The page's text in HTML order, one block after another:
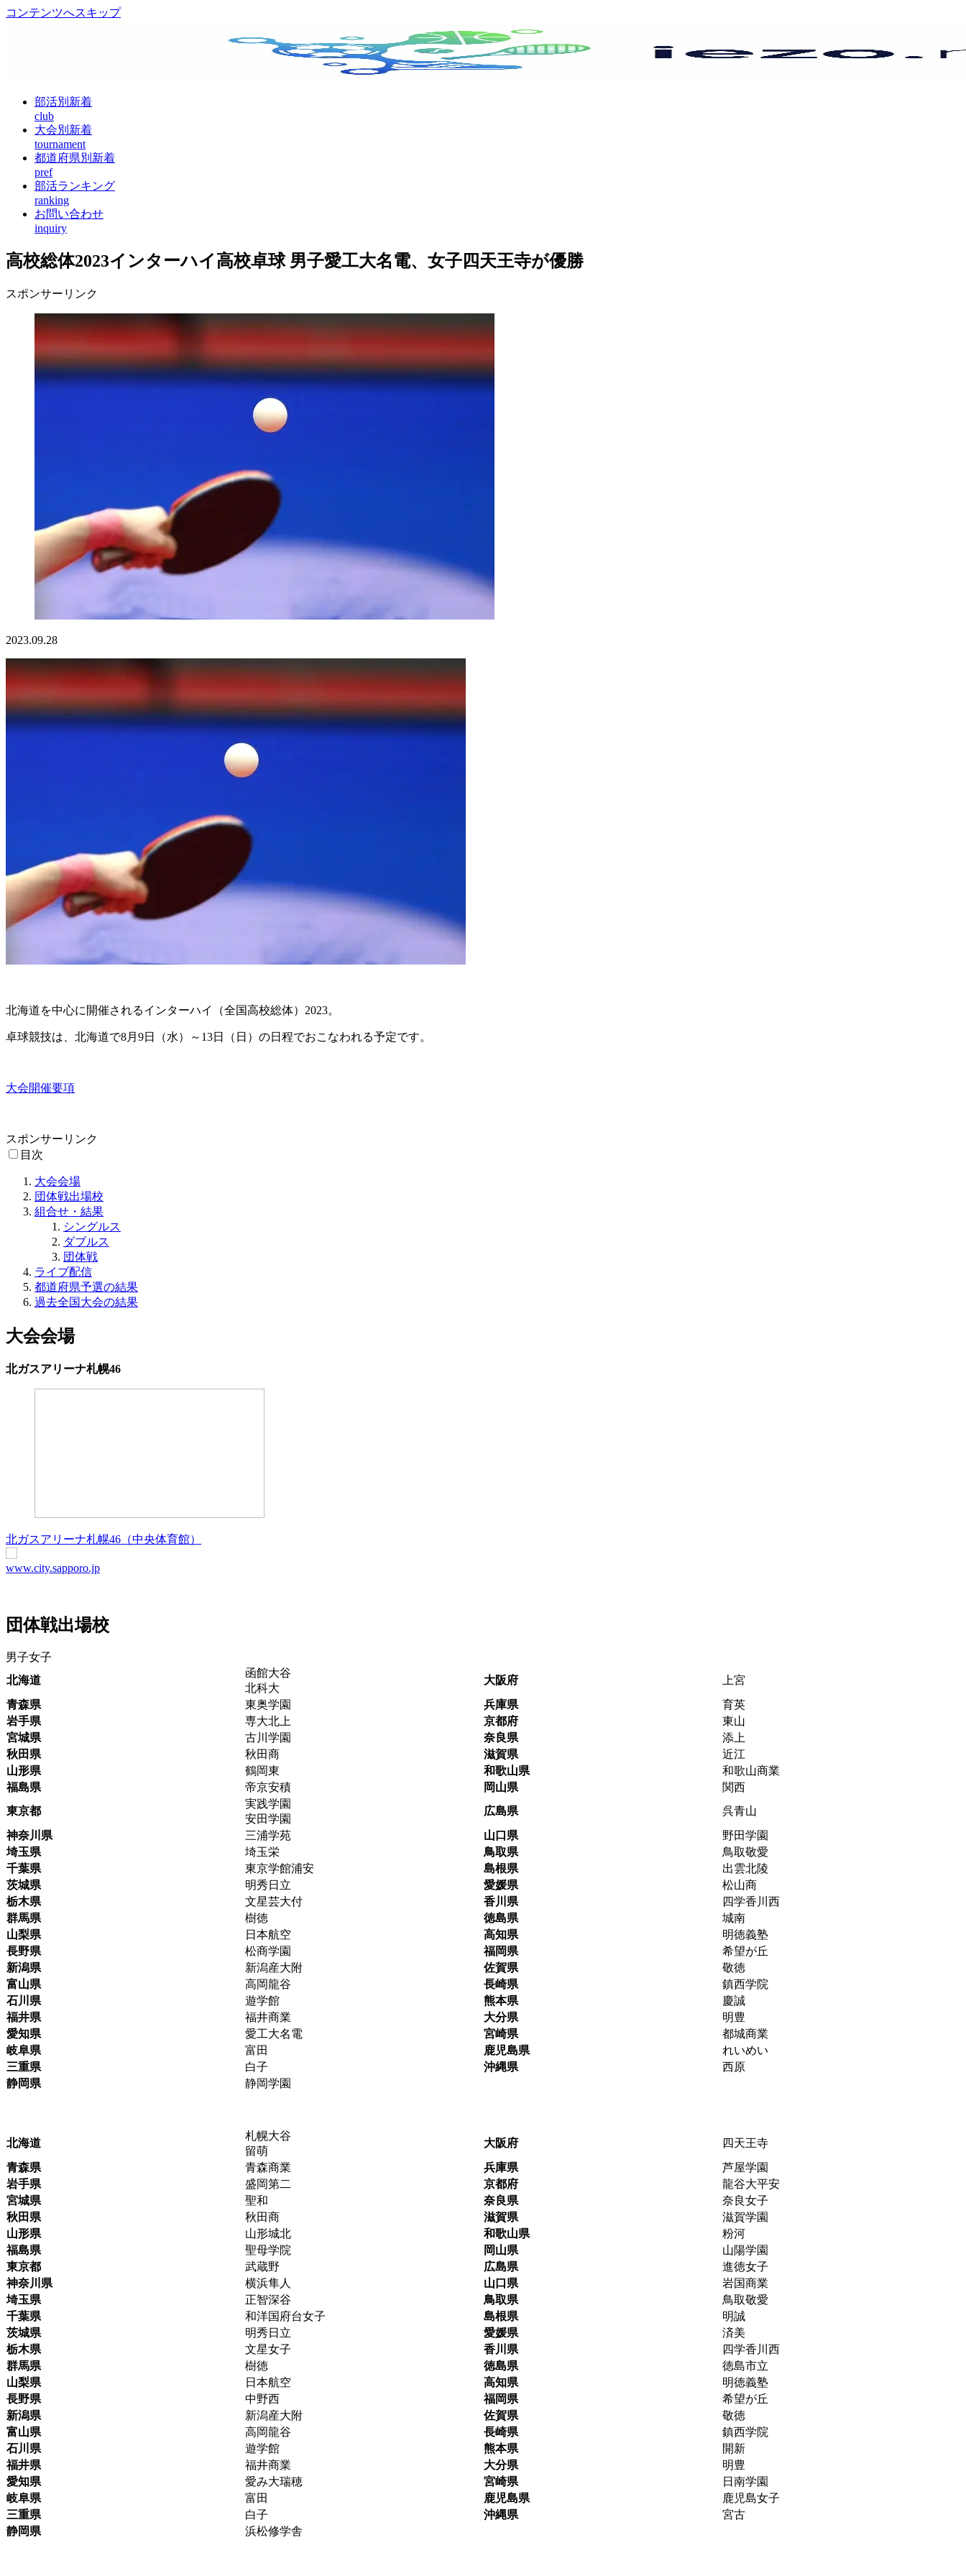
コンテンツへスキップ
部活別新着
club
大会別新着
tournament
都道府県別新着
pref
部活ランキング
ranking
お問い合わせ
inquiry
高校総体2023インターハイ高校卓球 男子愛工大名電、女子四天王寺が優勝
スポンサーリンク
2023.09.28
北海道を中心に開催されるインターハイ（全国高校総体）2023。
卓球競技は、北海道で8月9日（水）～13日（日）の日程でおこなわれる予定です。
大会開催要項
スポンサーリンク
目次
大会会場
団体戦出場校
組合せ・結果
シングルス
ダブルス
団体戦
ライブ配信
都道府県予選の結果
過去全国大会の結果
大会会場
北ガスアリーナ札幌46
北ガスアリーナ札幌46（中央体育館）
www.city.sapporo.jp
団体戦出場校
男子女子
北海道
函館大谷
北科大
大阪府
上宮
青森県
東奥学園 兵庫県
育英
岩手県
専大北上 京都府
東山
宮城県
古川学園 奈良県
添上
秋田県
秋田商 滋賀県
近江
山形県
鶴岡東 和歌山県
和歌山商業
福島県
帝京安積 岡山県
関西
東京都
実践学園
安田学園
広島県
呉青山
神奈川県
三浦学苑 山口県
野田学園
埼玉県
埼玉栄 鳥取県
鳥取敬愛
千葉県
東京学館浦安 島根県
出雲北陵
茨城県
明秀日立 愛媛県
松山商
栃木県
文星芸大付 香川県
四学香川西
群馬県
樹徳 徳島県
城南
山梨県
日本航空 高知県
明徳義塾
長野県
松商学園 福岡県
希望が丘
新潟県
新潟産大附 佐賀県
敬徳
富山県
高岡龍谷 長崎県
鎮西学院
石川県
遊学館 熊本県
慶誠
福井県
福井商業 大分県
明豊
愛知県
愛工大名電 宮崎県
都城商業
岐阜県
富田 鹿児島県
れいめい
三重県
白子 沖縄県
西原
静岡県
静岡学園
北海道
札幌大谷
留萌
大阪府
四天王寺
青森県
青森商業 兵庫県
芦屋学園
岩手県
盛岡第二 京都府
龍谷大平安
宮城県
聖和 奈良県
奈良女子
秋田県
秋田商 滋賀県
滋賀学園
山形県
山形城北 和歌山県
粉河
福島県
聖母学院 岡山県
山陽学園
東京都
武蔵野 広島県
進徳女子
神奈川県
横浜隼人 山口県
岩国商業
埼玉県
正智深谷 鳥取県
鳥取敬愛
千葉県
和洋国府台女子 島根県
明誠
茨城県
明秀日立 愛媛県
済美
栃木県
文星女子 香川県
四学香川西
群馬県
樹徳 徳島県
徳島市立
山梨県
日本航空 高知県
明徳義塾
長野県
中野西 福岡県
希望が丘
新潟県
新潟産大附 佐賀県
敬徳
富山県
高岡龍谷 長崎県
鎮西学院
石川県
遊学館 熊本県
開新
福井県
福井商業 大分県
明豊
愛知県
愛み大瑞穂 宮崎県
日南学園
岐阜県
富田 鹿児島県
鹿児島女子
三重県
白子 沖縄県
宮古
静岡県
浜松修学舎